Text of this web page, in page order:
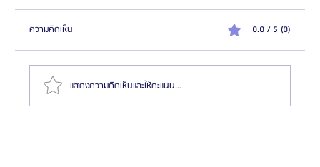
ความคิดเห็น 0.0 / 5 (0)
แสดงความคิดเห็นและให้คะแนน...